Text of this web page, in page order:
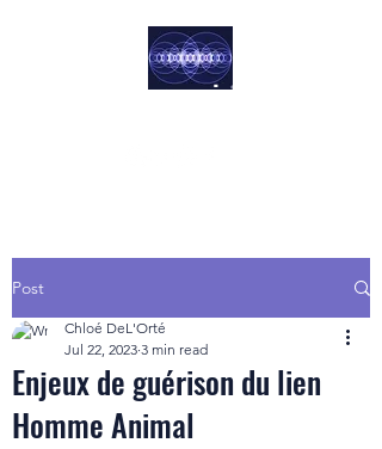
Harmoniste
Post
Enjeux de guérison du lien
Homme Animal
Chloé DeL'Orté
Jul 22, 2023 3 min read